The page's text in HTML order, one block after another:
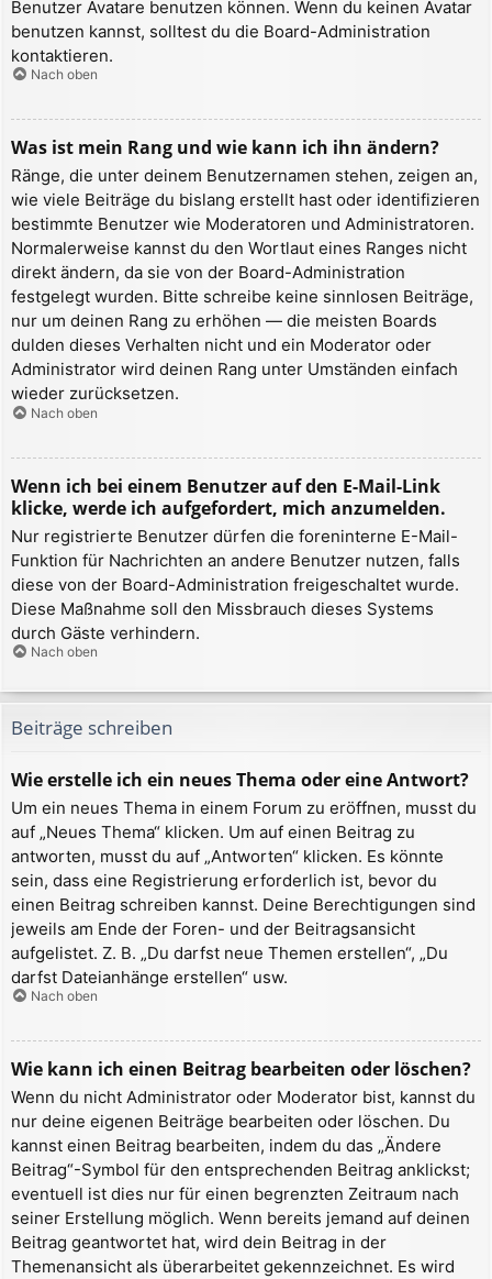
Benutzer Avatare benutzen können. Wenn du keinen Avatar
benutzen kannst, solltest du die Board-Administration
kontaktieren.
Nach oben
Was ist mein Rang und wie kann ich ihn ändern?
Ränge, die unter deinem Benutzernamen stehen, zeigen an,
wie viele Beiträge du bislang erstellt hast oder identifizieren
bestimmte Benutzer wie Moderatoren und Administratoren.
Normalerweise kannst du den Wortlaut eines Ranges nicht
direkt ändern, da sie von der Board-Administration
festgelegt wurden. Bitte schreibe keine sinnlosen Beiträge,
nur um deinen Rang zu erhöhen — die meisten Boards
dulden dieses Verhalten nicht und ein Moderator oder
Administrator wird deinen Rang unter Umständen einfach
wieder zurücksetzen.
Nach oben
Wenn ich bei einem Benutzer auf den E-Mail-Link
klicke, werde ich aufgefordert, mich anzumelden.
Nur registrierte Benutzer dürfen die foreninterne E-Mail-
Funktion für Nachrichten an andere Benutzer nutzen, falls
diese von der Board-Administration freigeschaltet wurde.
Diese Maßnahme soll den Missbrauch dieses Systems
durch Gäste verhindern.
Nach oben
Beiträge schreiben
Wie erstelle ich ein neues Thema oder eine Antwort?
Um ein neues Thema in einem Forum zu eröffnen, musst du
auf „Neues Thema“ klicken. Um auf einen Beitrag zu
antworten, musst du auf „Antworten“ klicken. Es könnte
sein, dass eine Registrierung erforderlich ist, bevor du
einen Beitrag schreiben kannst. Deine Berechtigungen sind
jeweils am Ende der Foren- und der Beitragsansicht
aufgelistet. Z. B. „Du darfst neue Themen erstellen“, „Du
darfst Dateianhänge erstellen“ usw.
Nach oben
Wie kann ich einen Beitrag bearbeiten oder löschen?
Wenn du nicht Administrator oder Moderator bist, kannst du
nur deine eigenen Beiträge bearbeiten oder löschen. Du
kannst einen Beitrag bearbeiten, indem du das „Ändere
Beitrag“-Symbol für den entsprechenden Beitrag anklickst;
eventuell ist dies nur für einen begrenzten Zeitraum nach
seiner Erstellung möglich. Wenn bereits jemand auf deinen
Beitrag geantwortet hat, wird dein Beitrag in der
Themenansicht als überarbeitet gekennzeichnet. Es wird